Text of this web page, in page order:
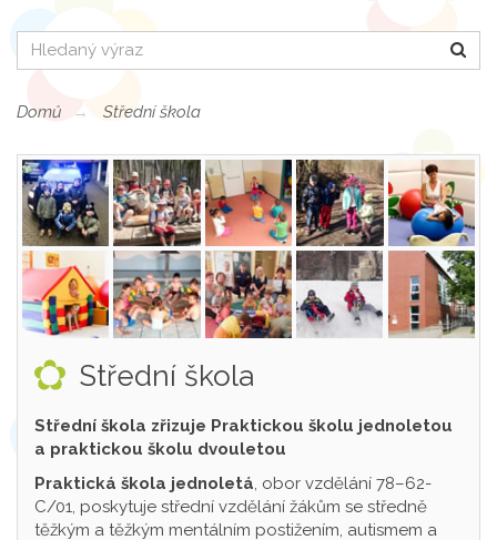
Hledat
Domů Střední škola
Střední škola
Střední škola zřizuje Praktickou školu jednoletou
a praktickou školu dvouletou
Praktická škola jednoletá, obor vzdělání 78–62-
C/01, poskytuje střední vzdělání žákům se středně
těžkým a těžkým mentálním postižením, autismem a